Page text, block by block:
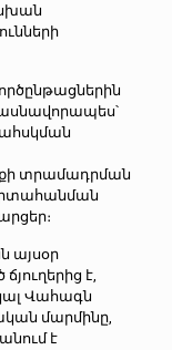
տրամադրման
այսօր
է,
Վահագն
մարմինը,
է